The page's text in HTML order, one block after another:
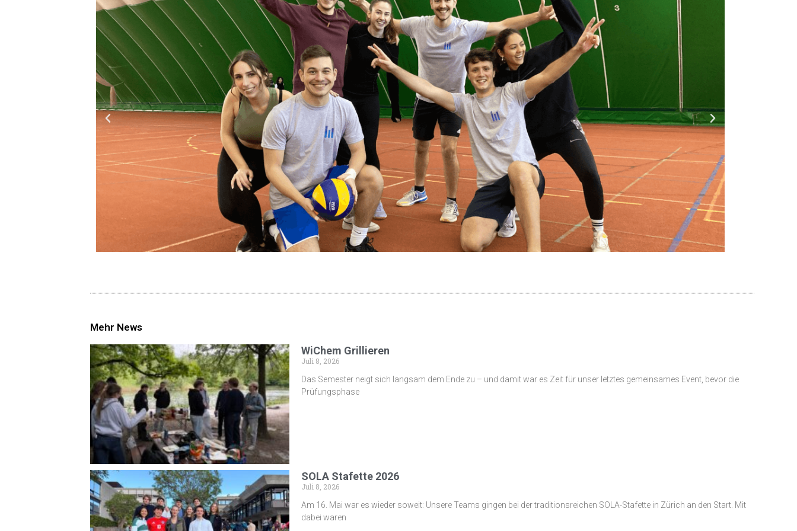
Mehr News
WiChem Grillieren
Juli 8, 2026
Das Semester neigt sich langsam dem Ende zu – und damit war es Zeit für unser letztes gemeinsames Event, bevor die
Prüfungsphase
SOLA Stafette 2026
Juli 8, 2026
Am 16. Mai war es wieder soweit: Unsere Teams gingen bei der traditionsreichen SOLA-Stafette in Zürich an den Start. Mit
dabei waren